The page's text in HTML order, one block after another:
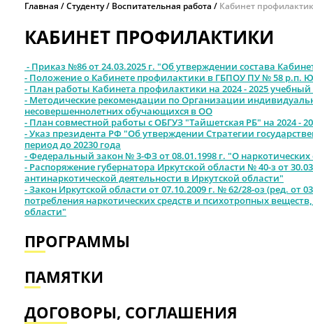
Главная Студенту Воспитательная работа Кабинет
КАБИНЕТ ПРОФИЛАКТИКИ
- Приказ №86 от 24.03.2025 г. "Об утверждении состава
- Положение о Кабинете профилактики в ГБПОУ ПУ № 58 р.п.
- План работы Кабинета профилактики на 2024 - 2025 учебный
- Методические рекомендации по Организации
несовершеннолетних обучающихся в ОО
- План совместной работы с ОБГУЗ "Тайшетская РБ" на 2024 -
- Указ президента РФ "Об утверждении Стратегии
период до 20230 года
- Федеральный закон № 3-ФЗ от 08.01.1998 г. "О
- Распоряжение губернатора Иркутской области № 40-з от
антинаркотической деятельности в Иркутской области"
- Закон Иркутской области от 07.10.2009 г. № 62/28-оз (ред. от
потребления наркотических средств и психотропных
области"
ПРОГРАММЫ
ПАМЯТКИ
ДОГОВОРЫ, СОГЛАШЕНИЯ